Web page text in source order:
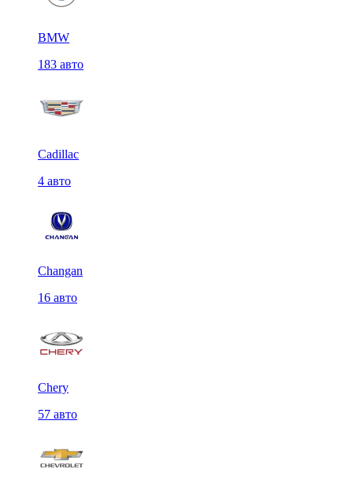
BMW
183 авто
Cadillac
4 авто
Changan
16 авто
Chery
57 авто